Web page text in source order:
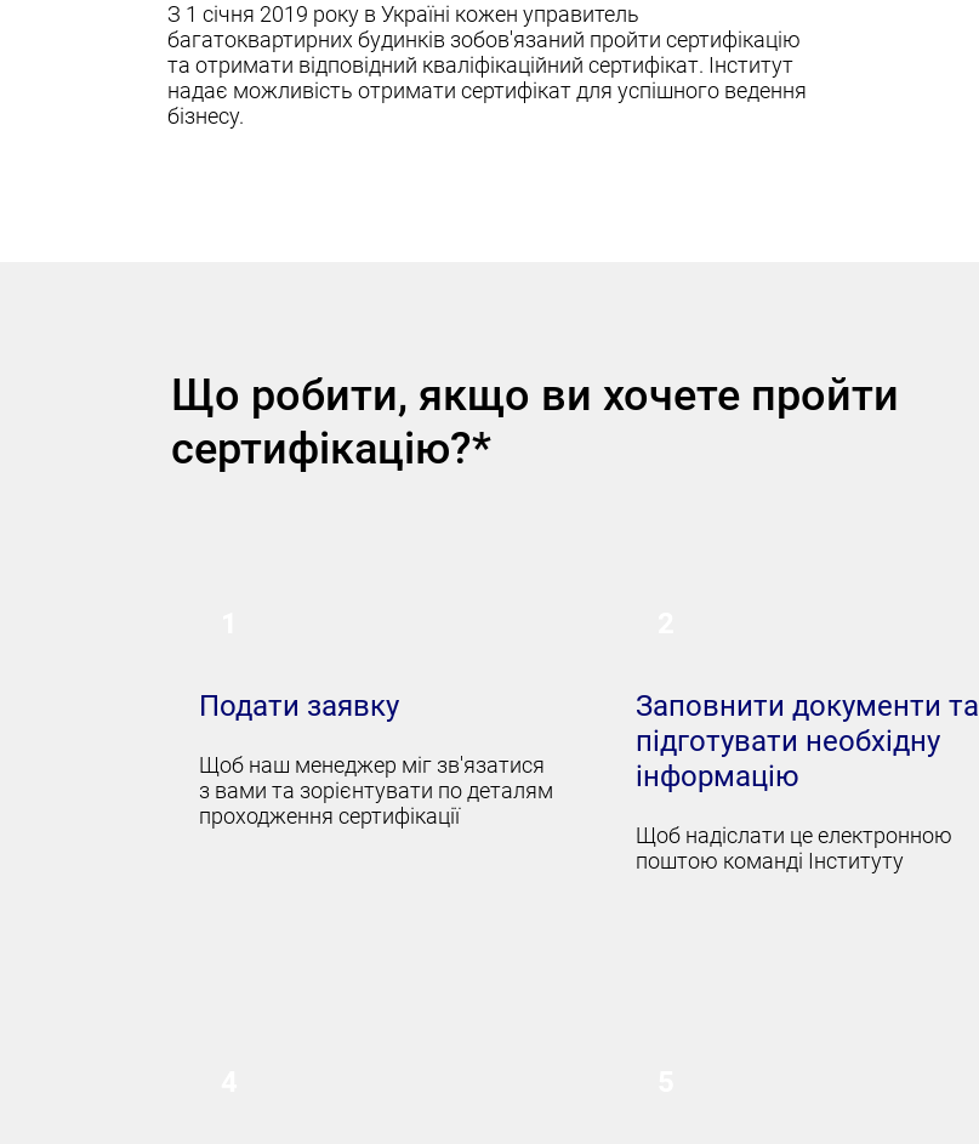
З 1 січня 2019 року в Україні кожен управитель
багатоквартирних будинків зобов'язаний пройти сертифікацію
та отримати відповідний кваліфікаційний сертифікат. Інститут
надає можливість отримати сертифікат для успішного ведення
бізнесу.
Що робити, якщо ви хочете пройти
сертифікацію?*
Подати заявку
Щоб наш менеджер міг зв'язатися
з вами та зорієнтувати по деталям
проходження сертифікації
Заповнити документи та
підготувати необхідну
інформацію
Щоб надіслати це електронною
поштою команді Інституту